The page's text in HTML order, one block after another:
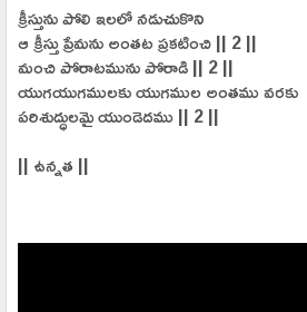
క్రీస్తును పోలి ఇలలో నడుచుకొని
ఆ క్రీస్తు ప్రేమను అంతట ప్రకటించి || 2 ||
మంచి పోరాటమును పోరాడి || 2 ||
యుగయుగములకు యుగముల అంతము వరకు
పరిశుద్ధులమై యుండెదము || 2 ||
|| ఉన్నత ||